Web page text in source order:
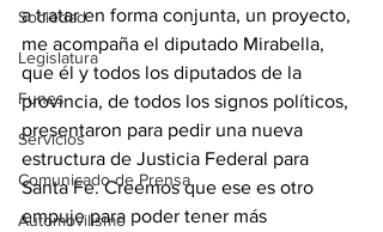
Sociedad
Legislatura
Funes
Servicios
Comunicado de Prensa
Automovilismo
a tratar en forma conjunta, un proyecto,
me acompaña el diputado Mirabella,
que él y todos los diputados de la
provincia, de todos los signos políticos,
presentaron para pedir una nueva
estructura de Justicia Federal para
Santa Fe. Creemos que ese es otro
empuje para poder tener más